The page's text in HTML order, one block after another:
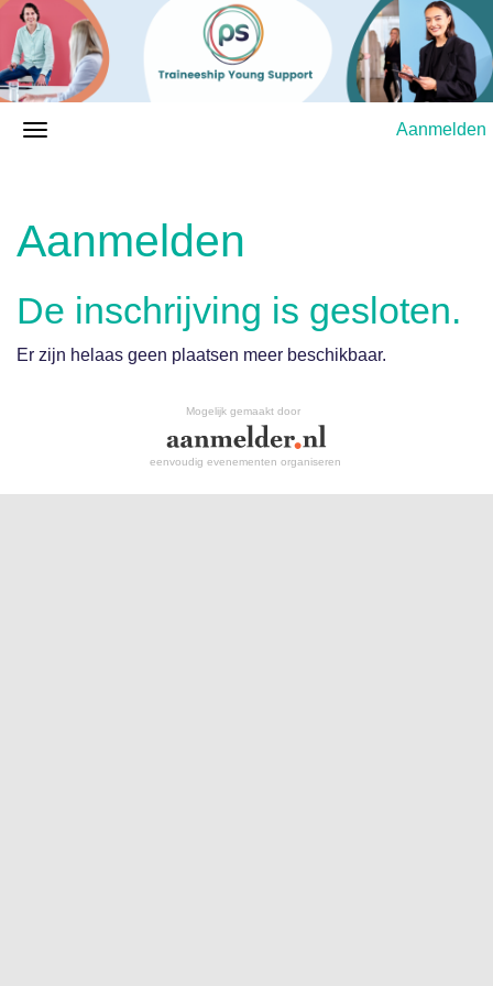
Aanmelden
Aanmelden
De inschrijving is gesloten.
Er zijn helaas geen plaatsen meer beschikbaar.
Mogelijk gemaakt door
eenvoudig evenementen organiseren